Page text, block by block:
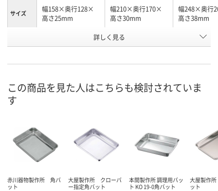
サイズ
幅158×奥行128×
高さ25mm
幅210×奥行170×
高さ30mm
幅248×奥行
高さ38mm
1025711 1025701
カゴへ
詳しく見る
この商品を見た人はこちらも検討されていま
す
赤川器物製作所 角バ
ット
大屋製作所 クローバ
ー指定角バット
本間製作所 調理用バッ
ト KO 19-0角バット
大屋製作
ット